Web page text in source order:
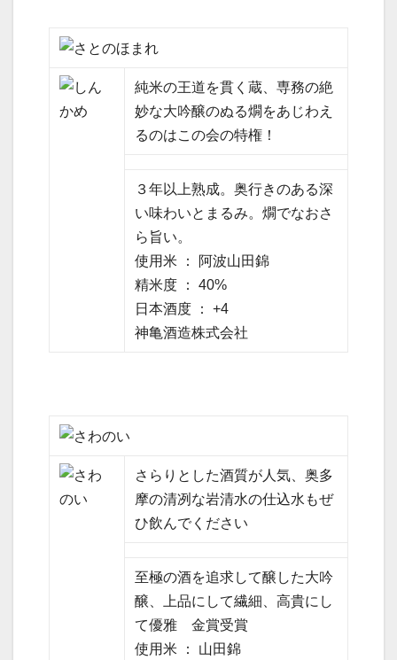
純米の王道を貫く蔵、専務の絶
妙な大吟醸のぬる燗をあじわえ
るのはこの会の特権！
３年以上熟成。奥行きのある深
い味わいとまるみ。燗でなおさ
ら旨い。
使用米 ： 阿波山田錦
精米度 ： 40%
日本酒度 ： +4
神亀酒造株式会社
さらりとした酒質が人気、奥多
摩の清冽な岩清水の仕込水もぜ
ひ飲んでください
至極の酒を追求して醸した大吟
醸、上品にして繊細、高貴にし
て優雅 金賞受賞
使用米 ： 山田錦